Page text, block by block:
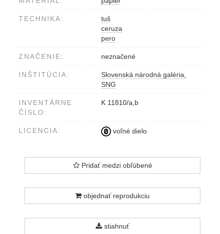
TECHNIKA:
tuš
ceruza
pero
ZNAČENIE: neznačené
INŠTITÚCIA:
Slovenská národná galéria,
SNG
INVENTÁRNE
ČÍSLO:
K 11810/a,b
LICENCIA: voľné dielo
Pridať medzi obľúbené
objednať reprodukciu
stiahnuť